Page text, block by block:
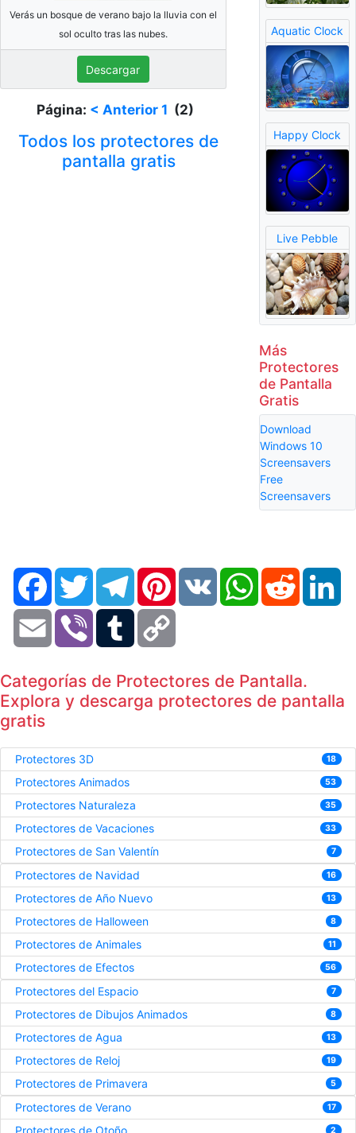
Verás un bosque de verano bajo la lluvia con el
sol oculto tras las nubes.
Descargar
Página: < Anterior 1 (2)
Todos los protectores de
pantalla gratis
Aquatic Clock
Happy Clock
Live Pebble
Más
Protectores
de Pantalla
Gratis
Download
Windows 10
Screensavers
Free
Screensavers
FacebookTwitter TelegramPinterestVK WhatsAppReddit
Email Viber Tumblr
Categorías de Protectores de Pantalla.
Explora y descarga protectores de pantalla
gratis
Protectores 3D 18
Protectores Animados 53
Protectores Naturaleza 35
Protectores de Vacaciones 33
Protectores de San Valentín 7
Protectores de Navidad 16
Protectores de Año Nuevo 13
Protectores de Halloween 8
Protectores de Animales 11
Protectores de Efectos 56
Protectores del Espacio 7
Protectores de Dibujos Animados 8
Protectores de Agua 13
Protectores de Reloj 19
Protectores de Primavera 5
Protectores de Verano 17
2